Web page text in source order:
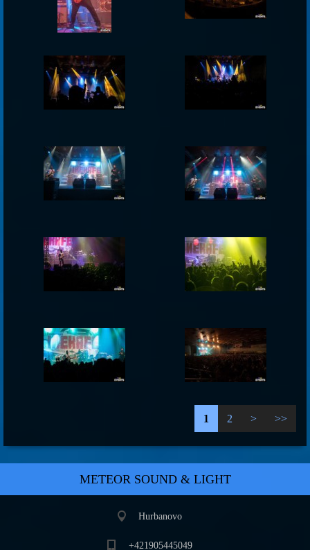
1 2 > >>
METEOR SOUND & LIGHT
Hurbanovo
+421905445049